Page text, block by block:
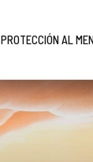
PROTECCIÓN AL